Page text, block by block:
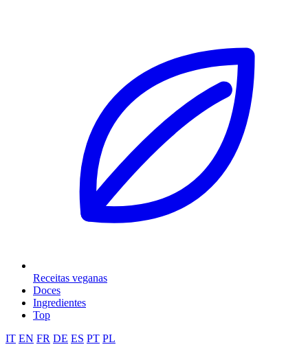
Receitas veganas
Doces
Ingredientes
Top
IT EN FR DE ES PT PL